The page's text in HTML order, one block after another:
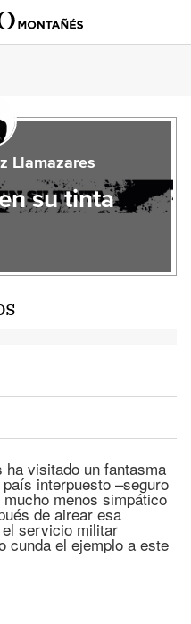
Llamazares
su tinta
ha visitado un fantasma
interpuesto –seguro
menos simpático
de airear esa
servicio militar
cunda el ejemplo a este